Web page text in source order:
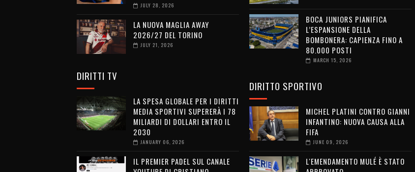
JULY 28, 2026
LA NUOVA MAGLIA AWAY
2026/27 DEL TORINO
JULY 21, 2026
DIRITTI TV
LA SPESA GLOBALE PER I DIRITTI
MEDIA SPORTIVI SUPERERÀ I 78
MILIARDI DI DOLLARI ENTRO IL
2030
JANUARY 06, 2026
IL PREMIER PADEL SUL CANALE
BOCA JUNIORS PIANIFICA
L’ESPANSIONE DELLA
BOMBONERA: CAPIENZA FINO A
80.000 POSTI
MARCH 15, 2026
DIRITTO SPORTIVO
MICHEL PLATINI CONTRO GIANNI
INFANTINO: NUOVA CAUSA ALLA
FIFA
JUNE 09, 2026
L'EMENDAMENTO MULÉ È STATO